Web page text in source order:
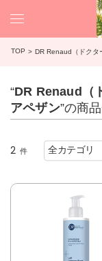
TOP DR Renaud（ドクタ
“DR Renaud（
アペザン”の商
2 件